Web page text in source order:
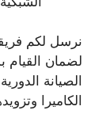
نرسل لكم
لضمان القيام
الصيانة
الكاميرا